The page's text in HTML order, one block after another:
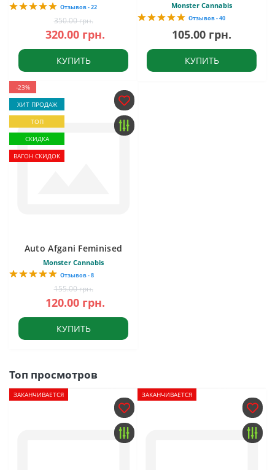
Отзывов - 22
350.00 грн.
320.00 грн.
КУПИТЬ
Monster Cannabis
Отзывов - 40
105.00 грн.
КУПИТЬ
-23%
ХИТ ПРОДАЖ
ТОП
СКИДКА
ВАГОН СКИДОК
Auto Afgani Feminised
Monster Cannabis
Отзывов - 8
155.00 грн.
120.00 грн.
КУПИТЬ
Топ просмотров
ЗАКАНЧИВАЕТСЯ ЗАКАНЧИВАЕТСЯ